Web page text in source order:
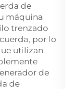
de
máquina
trenzado
por lo
utilizan
de
de